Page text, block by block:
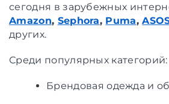
сегодня в зарубежных
Amazon, Sephora, Puma,
других.
Среди популярных категорий:
Брендовая одежда и